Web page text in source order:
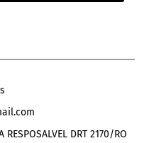
RESPOSALVEL DRT 2170/RO